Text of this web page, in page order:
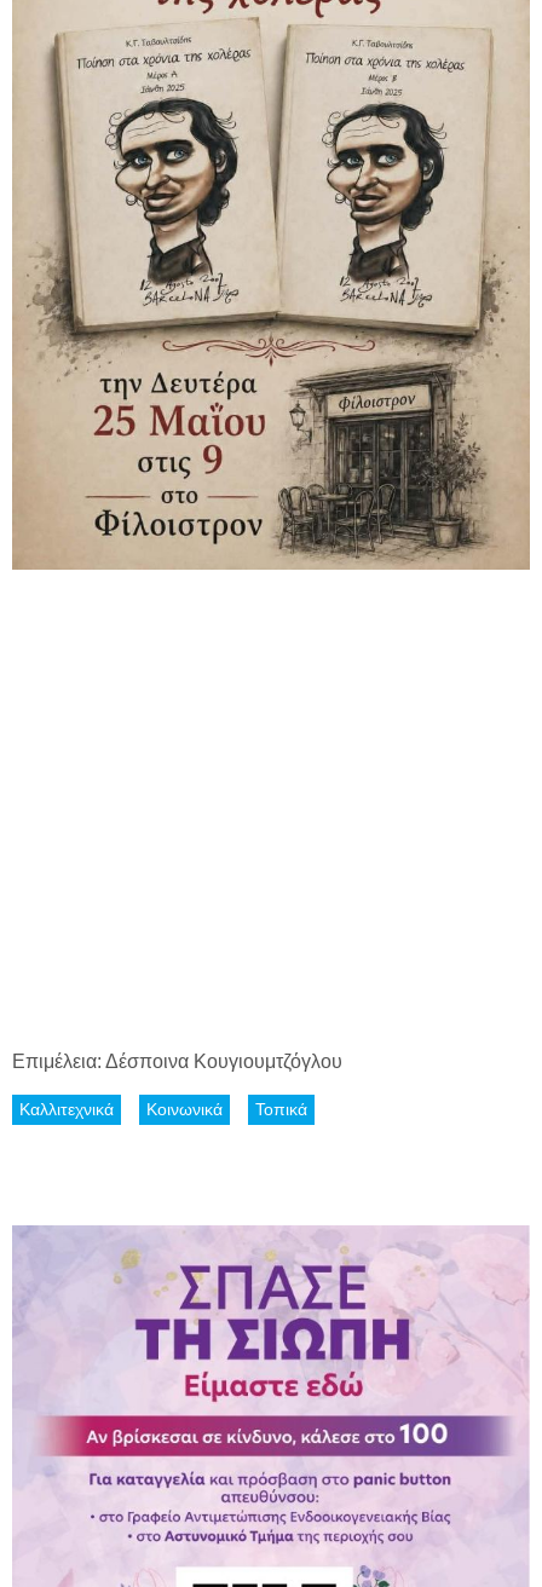
Επιμέλεια: Δέσποινα Κουγιουμτζόγλου
Καλλιτεχνικά Κοινωνικά Τοπικά